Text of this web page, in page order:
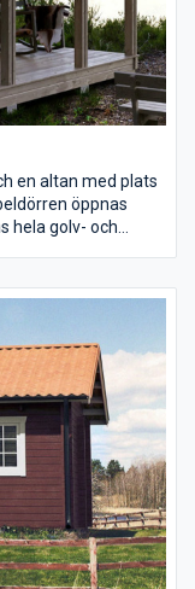
en altan med plats
öppnas
hela golv- och